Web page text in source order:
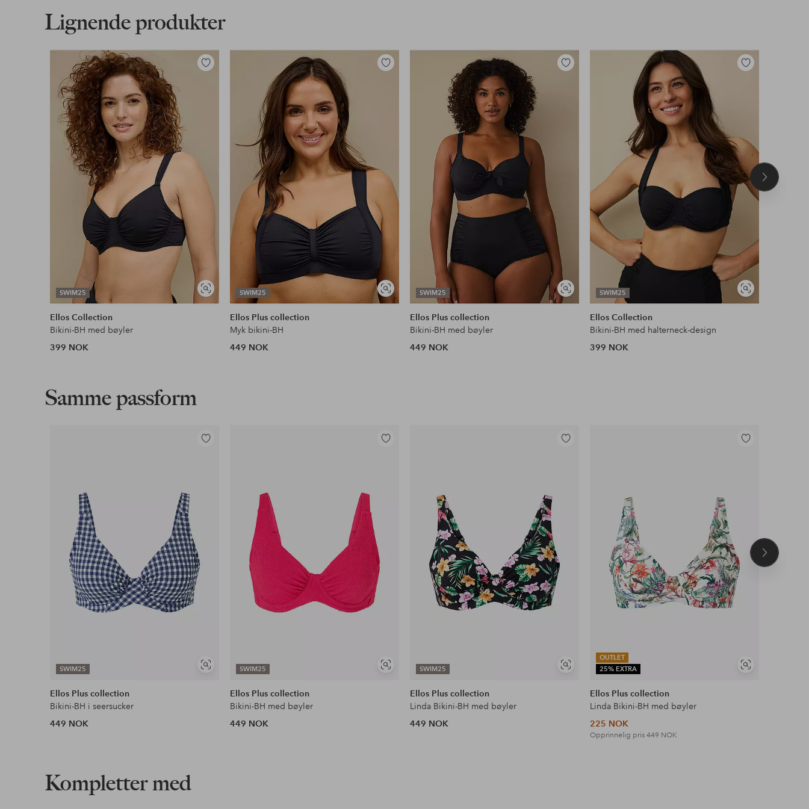
Lignende produkter
SWIM25
Vis
lignende
Legg
Ellos Collection
Bikini-BH med bøyler
399 NOK
SWIM25
Vis
lignende
Legg
Ellos Plus collection
Myk bikini-BH
449 NOK
SWIM25
Vis
lignende
Legg
Ellos Plus collection
Bikini-BH med bøyler
449 NOK
SWIM25
Vis
lignende
Legg
Ellos Collection
Bikini-BH med halterneck-design
399 NOK
Neste
Samme passform
SWIM25
Vis
Legg
Ellos Plus collection
Bikini-BH i seersucker
449 NOK
SWIM25
Vis
Legg
Ellos Plus collection
Bikini-BH med bøyler
449 NOK
SWIM25
Vis
Legg
Ellos Plus collection
Linda Bikini-BH med bøyler
449 NOK
OUTLET
25% EXTRA
Vis
Legg
Ellos Plus collection
Linda Bikini-BH med bøyler
225 NOK
Opprinnelig pris449 NOK
Neste
Kompletter med